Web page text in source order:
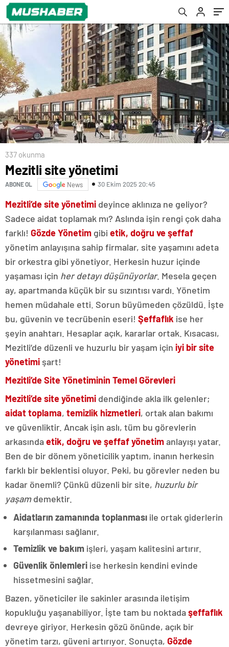
337 okunma
Mezitli site yönetimi
ABONE OL News 30 Ekim 2025 20:45
Mezitli’de site yönetimi deyince aklınıza ne geliyor?
Sadece aidat toplamak mı? Aslında işin rengi çok daha
farklı! Gözde Yönetim gibi etik, doğru ve şeffaf
yönetim anlayışına sahip firmalar, site yaşamını adeta
bir orkestra gibi yönetiyor. Herkesin huzur içinde
yaşaması için her detayı düşünüyorlar. Mesela geçen
ay, apartmanda küçük bir su sızıntısı vardı. Yönetim
hemen müdahale etti. Sorun büyümeden çözüldü. İşte
bu, güvenin ve tecrübenin eseri! Şeffaflık ise her
şeyin anahtarı. Hesaplar açık, kararlar ortak. Kısacası,
Mezitli’de düzenli ve huzurlu bir yaşam için iyi bir site
yönetimi şart!
Mezitli’de Site Yönetiminin Temel Görevleri
Mezitli’de site yönetimi dendiğinde akla ilk gelenler;
aidat toplama, temizlik hizmetleri, ortak alan bakımı
ve güvenliktir. Ancak işin aslı, tüm bu görevlerin
arkasındaetik, doğru ve şeffaf yönetimanlayışı yatar.
Ben de bir dönem yöneticilik yaptım, inanın herkesin
farklı bir beklentisi oluyor. Peki, bu görevler neden bu
kadar önemli? Çünkü düzenli bir site, huzurlu bir
yaşamdemektir.
Aidatların zamanında toplanması ile ortak giderlerin
karşılanması sağlanır.
Temizlik ve bakım işleri, yaşam kalitesini artırır.
Güvenlik önlemleri ise herkesin kendini evinde
hissetmesini sağlar.
Bazen, yöneticiler ile sakinler arasında iletişim
kopukluğu yaşanabiliyor. İşte tam bu noktadaşeffaflık
devreye giriyor. Herkesin gözü önünde, açık bir
yönetim tarzı, güveni artırıyor. Sonuçta, Gözde